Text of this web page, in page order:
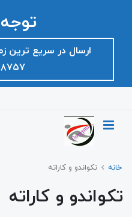
ارسال در سریع ترین
خانه تکواندو و کاراته
تکواندو و کاراته